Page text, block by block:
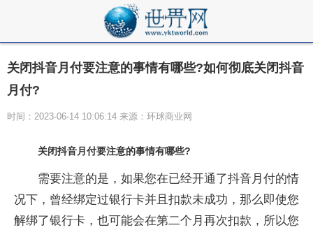
关闭抖音月付要注意的事情有哪些?如何彻底关闭抖音
月付?
时间：2023-06-14 10:06:14 来源：环球商业网
关闭抖音月付要注意的事情有哪些?
需要注意的是，如果您在已经开通了抖音月付的情
况下，曾经绑定过银行卡并且扣款未成功，那么即使您
解绑了银行卡，也可能会在第二个月再次扣款，所以您